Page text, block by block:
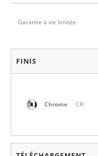
Garantie à vie limitée
FINIS
Chrome CR